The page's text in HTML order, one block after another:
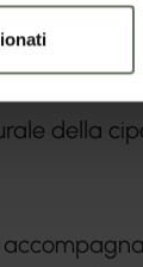
della
è il
della